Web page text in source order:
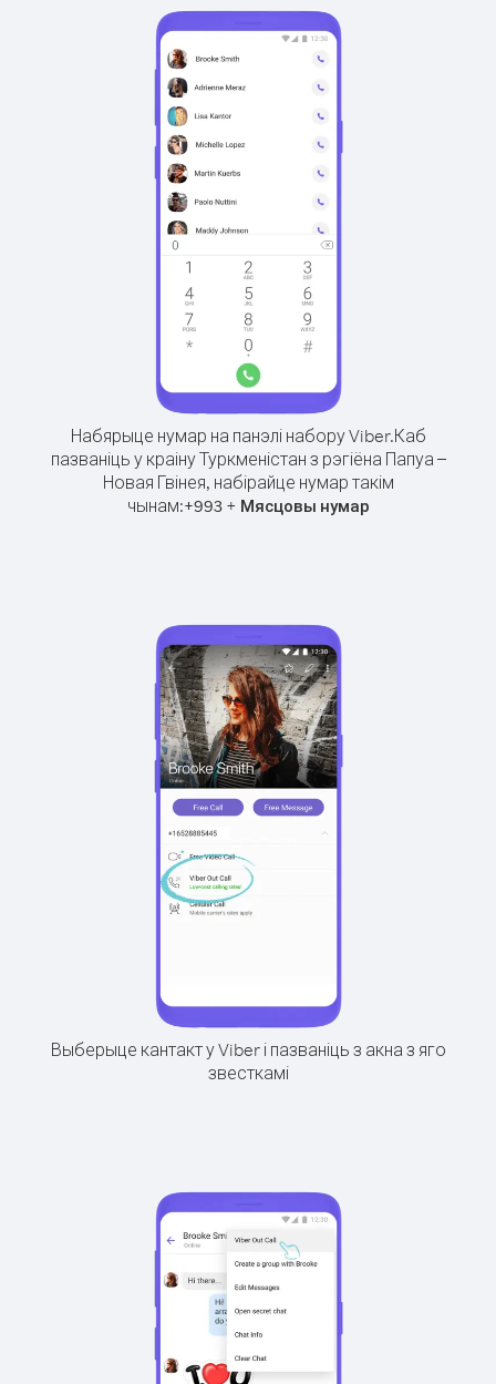
Набярыце нумар на панэлі набору Viber.Каб
пазваніць у краіну Туркменістан з рэгіёна Папуа –
Новая Гвінея, набірайце нумар такім
чынам:+993+ Мясцовы нумар
Выберыце кантакт у Viber і пазваніць з акна з яго
звесткамі